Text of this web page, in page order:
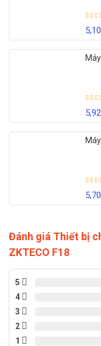
Đánh giá Thiết bị
ZKTECO F18
5
4
3
2
1